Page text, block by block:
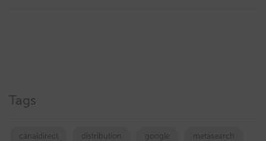
Tags
canaldirect distribution google metasearch